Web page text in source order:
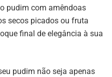
pudim com amêndoas
secos picados ou fruta
final de elegância à sua
pudim não seja apenas